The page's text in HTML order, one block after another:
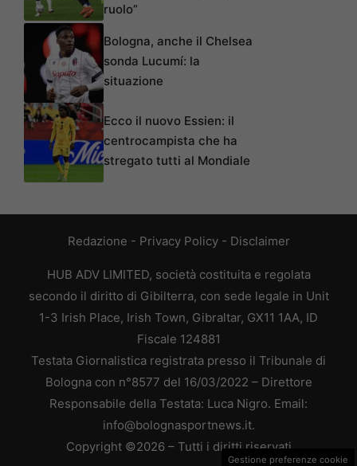
ruolo”
Bologna, anche il Chelsea
sonda Lucumí: la
situazione
Ecco il nuovo Essien: il
centrocampista che ha
stregato tutti al Mondiale
Redazione - Privacy Policy- Disclaimer
HUB ADV LIMITED, società costituita e regolata
secondo il diritto di Gibilterra, con sede legale in Unit
1-3 Irish Place, Irish Town, Gibraltar, GX11 1AA, ID
Fiscale 124881
Testata Giornalistica registrata presso il Tribunale di
Bologna con n°8577 del 16/03/2022 – Direttore
Responsabile della Testata: Luca Nigro. Email:
info@bolognasportnews.it.
Copyright ©2026 – Tutti i diritti riservati
Gestione preferenze cookie